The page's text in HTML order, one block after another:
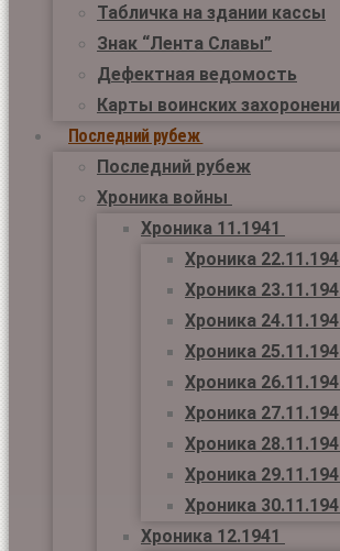
Табличка на здании кассы
Знак “Лента Славы”
Дефектная ведомость
Карты воинских
Последний рубеж
Последний рубеж
Хроника войны
Хроника 11.1941
Хроника
Хроника
Хроника
Хроника
Хроника
Хроника
Хроника
Хроника
Хроника
Хроника 12.1941